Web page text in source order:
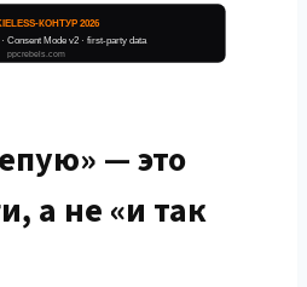
КОНТУР 2026
Consent Mode v2 · first-party data
ppcrebels.com
— это
а не «и так